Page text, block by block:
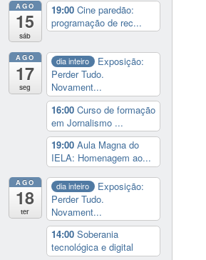
AGO
15
sáb
19:00 Cine paredão:
programação de rec...
AGO
17
seg
dia inteiro
Exposição:
Perder Tudo.
Novament...
16:00 Curso de formação
em Jornalismo ...
19:00 Aula Magna do
IELA: Homenagem ao...
AGO
18
ter
dia inteiro
Exposição:
Perder Tudo.
Novament...
14:00 Soberania
tecnológica e digital